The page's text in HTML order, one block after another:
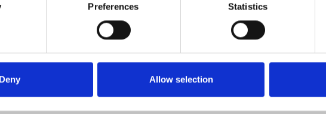
Preferences Statistics
Deny Allow selection
Reglamento UE 679/2016 (RGPD), he leído la